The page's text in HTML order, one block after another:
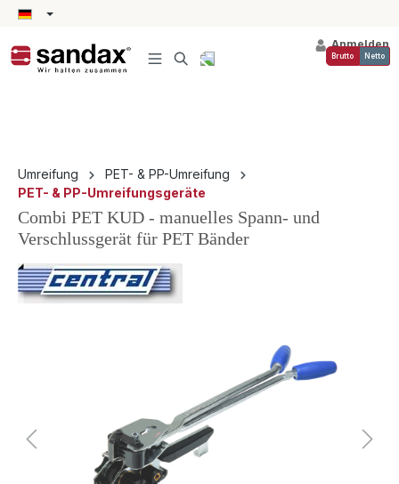
springen
Anmelden
Brutto Netto
Umreifung
PET- & PP-Umreifung
PET- & PP-Umreifungsgeräte
Combi PET KUD - manuelles Spann- und
Verschlussgerät für PET Bänder